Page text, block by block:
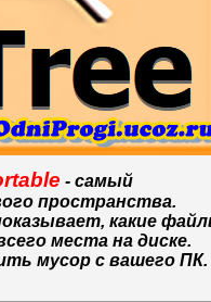
- самый
пространства.
какие
места на диске.
мусор с вашего ПК.